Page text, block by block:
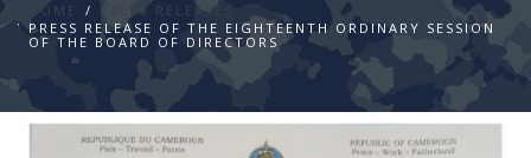
HOME
PRESS RELEASES
PRESS RELEASE OF THE EIGHTEENTH ORDINARY SESSION
OF THE BOARD OF DIRECTORS